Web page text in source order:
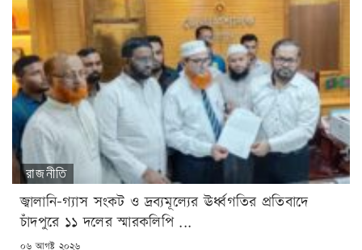
রাজনীতি
জ্বালানি-গ্যাস সংকট ও দ্রব্যমূল্যের ঊর্ধ্বগতির প্রতিবাদে
চাঁদপুরে ১১ দলের স্মারকলিপি ...
POSTED
০৬ আগষ্ট ২০২৬